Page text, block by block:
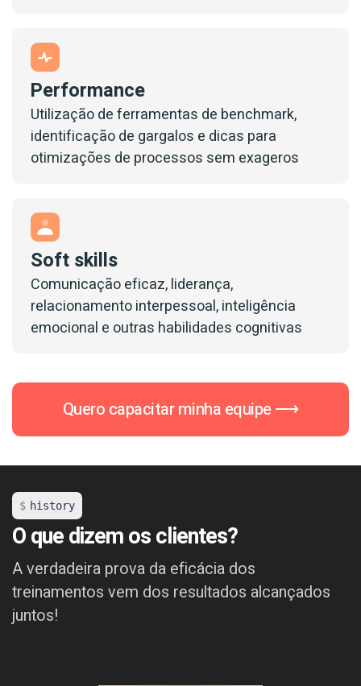
Performance
Utilização de ferramentas de benchmark,
identificação de gargalos e dicas para
otimizações de processos sem exageros
Soft skills
Comunicação eficaz, liderança,
relacionamento interpessoal, inteligência
emocional e outras habilidades cognitivas
Quero capacitar minha equipe ⟶
history
O que dizem os clientes?
A verdadeira prova da eficácia dos
treinamentos vem dos resultados alcançados
juntos!